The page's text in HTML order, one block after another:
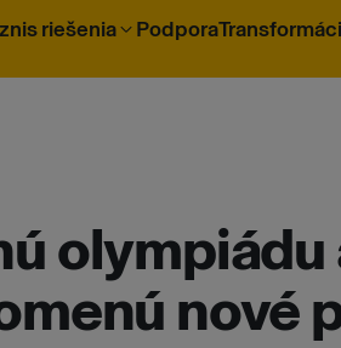
riešenia Podpora
nové